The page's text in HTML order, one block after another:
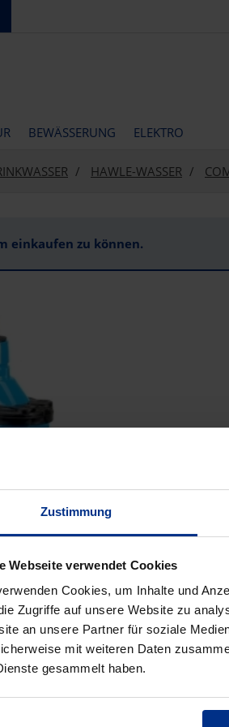
Zustimmung
Webseite verwendet Cookies
Cookies, um Inhalte und
Zugriffe auf unsere Website zu
an unsere Partner für soziale
mit weiteren Daten
gesammelt haben.
BEWÄSSERUNG ELEKTRO
HAWLE-WASSER
einkaufen zu können.